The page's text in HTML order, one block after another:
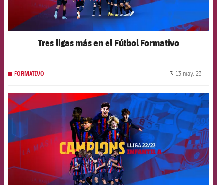
Tres ligas más en el Fútbol Formativo
FORMATIVO 13 may. 23
FCB Barcelona badge